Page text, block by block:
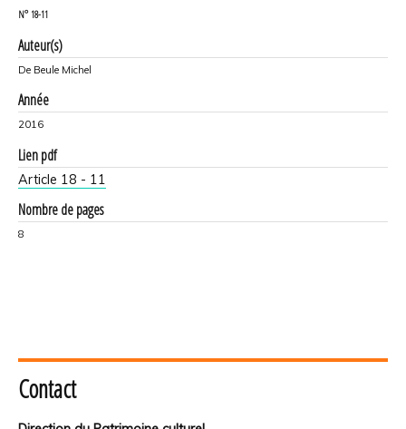
N° 18-11
Auteur(s)
De Beule Michel
Année
2016
Lien pdf
Article 18 - 11
Nombre de pages
8
Contact